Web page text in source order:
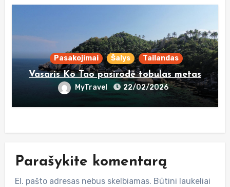
Pasakojimai Šalys Tailandas
Vasaris Ko Tao pasirodė tobulas metas
MyTravel 22/02/2026
Parašykite komentarą
El. pašto adresas nebus skelbiamas. Būtini laukeliai